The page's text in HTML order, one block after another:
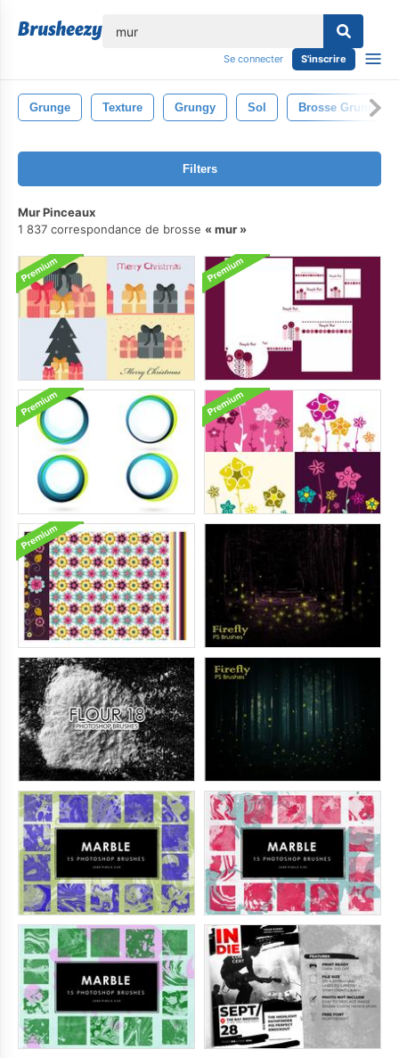
Se connecter S'inscrire
Grunge Texture Grungy Sol Brosse Grungy
Filters
Mur Pinceaux
1 837 correspondance de brosse
mur